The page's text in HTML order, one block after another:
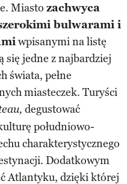
Miasto zachwyca
bulwarami i
wpisanymi na listę
się jedne z najbardziej
świata, pełne
miasteczek. Turyści
degustować
południowo-
charakterystycznego
Dodatkowym
Atlantyku, dzięki której